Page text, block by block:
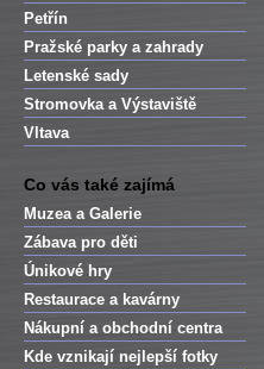
Petřín
Pražské parky a zahrady
Letenské sady
Stromovka a Výstaviště
Vltava
Co vás také zajímá
Muzea a Galerie
Zábava pro děti
Únikové hry
Restaurace a kavárny
Nákupní a obchodní centra
Kde vznikají nejlepší fotky